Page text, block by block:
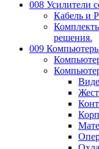
008 Усилители
Кабель и
решения.
009